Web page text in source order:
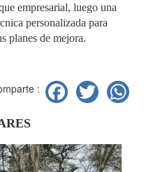
empresarial, luego una
personalizada para
planes de mejora.
:
Facebook
Twitter